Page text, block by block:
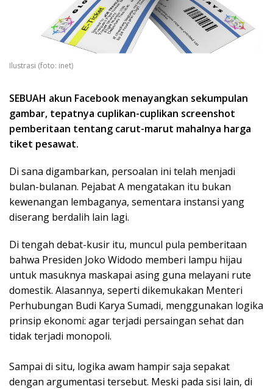
Ilustrasi (foto: inet)
SEBUAH akun Facebook menayangkan sekumpulan
gambar, tepatnya cuplikan-cuplikan screenshot
pemberitaan tentang carut-marut mahalnya harga
tiket pesawat.
Di sana digambarkan, persoalan ini telah menjadi
bulan-bulanan. Pejabat A mengatakan itu bukan
kewenangan lembaganya, sementara instansi yang
diserang berdalih lain lagi.
Di tengah debat-kusir itu, muncul pula pemberitaan
bahwa Presiden Joko Widodo memberi lampu hijau
untuk masuknya maskapai asing guna melayani rute
domestik. Alasannya, seperti dikemukakan Menteri
Perhubungan Budi Karya Sumadi, menggunakan logika
prinsip ekonomi: agar terjadi persaingan sehat dan
tidak terjadi monopoli.
Sampai di situ, logika awam hampir saja sepakat
dengan argumentasi tersebut. Meski pada sisi lain, di